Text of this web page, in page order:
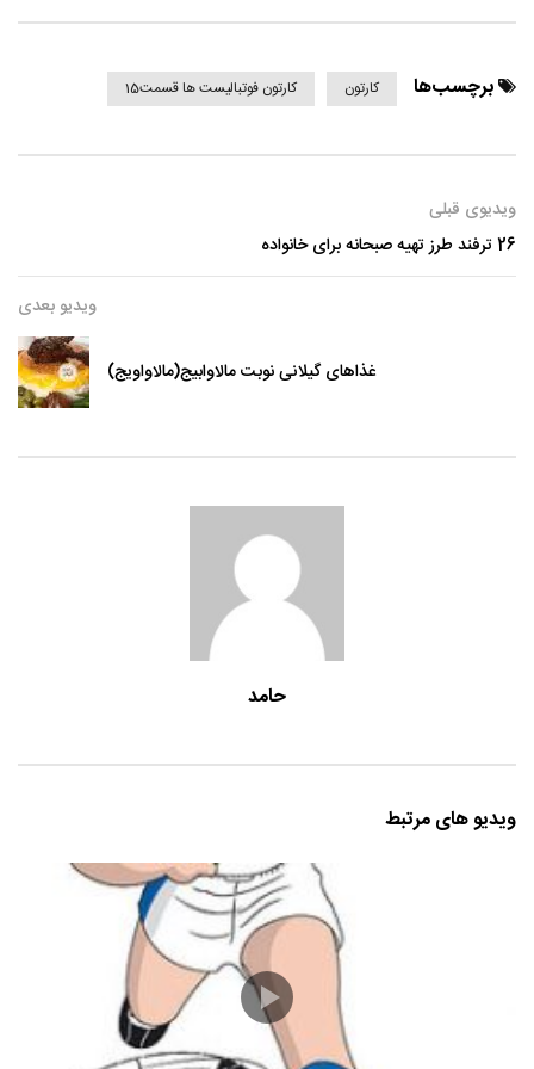
برچسب‌ها کارتون کارتون فوتبالیست ها قسمت15
ویدیوی قبلی
26 ترفند طرز تهیه صبحانه برای خانواده
ویدیو بعدی
غذاهای گیلانی نوبت مالاوابیج(مالاواویج)
حامد
ویدیو های مرتبط